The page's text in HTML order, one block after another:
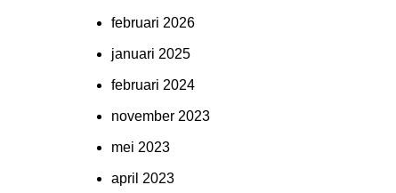
februari 2026
januari 2025
februari 2024
november 2023
mei 2023
april 2023